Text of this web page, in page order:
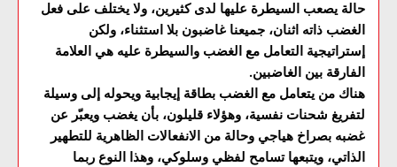
حالة يصعب السيطرة عليها لدى كثيرين، ولا يختلف على فعل
الغضب ذاته اثنان، جميعنا غاضبون بلا استثناء، ولكن
إستراتيجية التعامل مع الغضب والسيطرة عليه هي العلامة
الفارقة بين الغاضبين.
هناك من يتعامل مع الغضب بطاقة إيجابية ويحوله إلى وسيلة
لتفريغ شحنات نفسية، وهؤلاء قليلون، بأن يغضب ويعبّر عن
غضبه بصراخ هياجي وحالة من الانفعالات الظاهرية للتطهير
الذاتي، ويتبعها تسامح لفظي وسلوكي، وهذا النوع ربما